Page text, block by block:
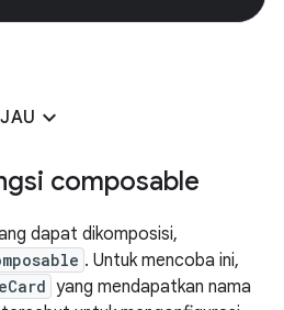
composable
dapat dikomposisi,
. Untuk mencoba ini,
yang mendapatkan nama